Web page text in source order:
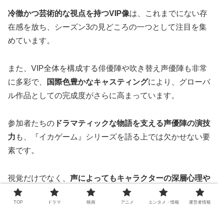
冷徹かつ芸術的な視点を持つVIP像は、これまでにない存
在感を放ち、シーズン3の見どころの一つとして注目を集
めています。
また、VIP全体を構成する俳優陣や吹き替え声優陣も非常
に多彩で、
国際色豊かなキャスティングにより、グローバ
ル作品としての完成度がさらに高まっています。
参加者たちの ドラマティックな物語を支える声優陣の演技
力 も、『イカゲーム』シリーズを語る上では欠かせない要
素です。
視覚だけでなく、 声によってもキャラクターの深層心理や
社会構造の暗喩を伝える今作は、吹き替え版で観ても十分
にその魅力を味わえます。
TOP ドラマ 映画 アニメ エンタメ・情報 運営者情報